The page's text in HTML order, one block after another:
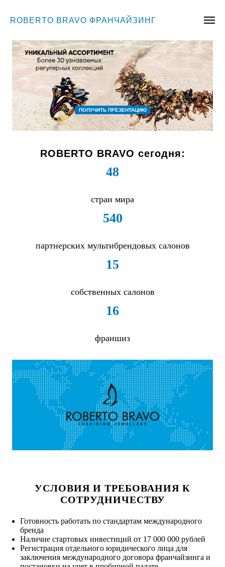
ROBERTO BRAVO ФРАНЧАЙЗИНГ
ПОЛУЧИТЬ ПРЕЗЕНТАЦИЮ
ROBERTO BRAVO сегодня:
48
стран мира
540
партнерских мультибрендовых салонов
15
собственных салонов
16
франшиз
УСЛОВИЯ И ТРЕБОВАНИЯ К
СОТРУДНИЧЕСТВУ
Готовность работать по стандартам международного
бренда
Наличие стартовых инвестиций от 17 000 000 рублей
Регистрация отдельного юридического лица для
заключения международного договора франчайзинга и